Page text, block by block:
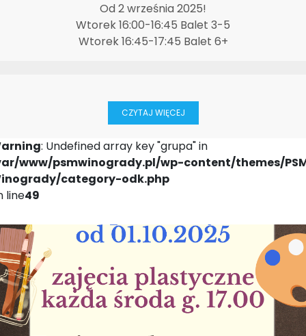
Od 2 września 2025!
Wtorek 16:00-16:45 Balet 3-5
Wtorek 16:45-17:45 Balet 6+
CZYTAJ WIĘCEJ
: Undefined array key "grupa" in
www/psmwinogrady.pl/wp-content/themes/
category-odk.php
line49